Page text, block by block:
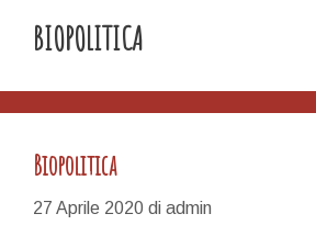
BIOPOLITICA
Biopolitica
27 Aprile 2020 di admin